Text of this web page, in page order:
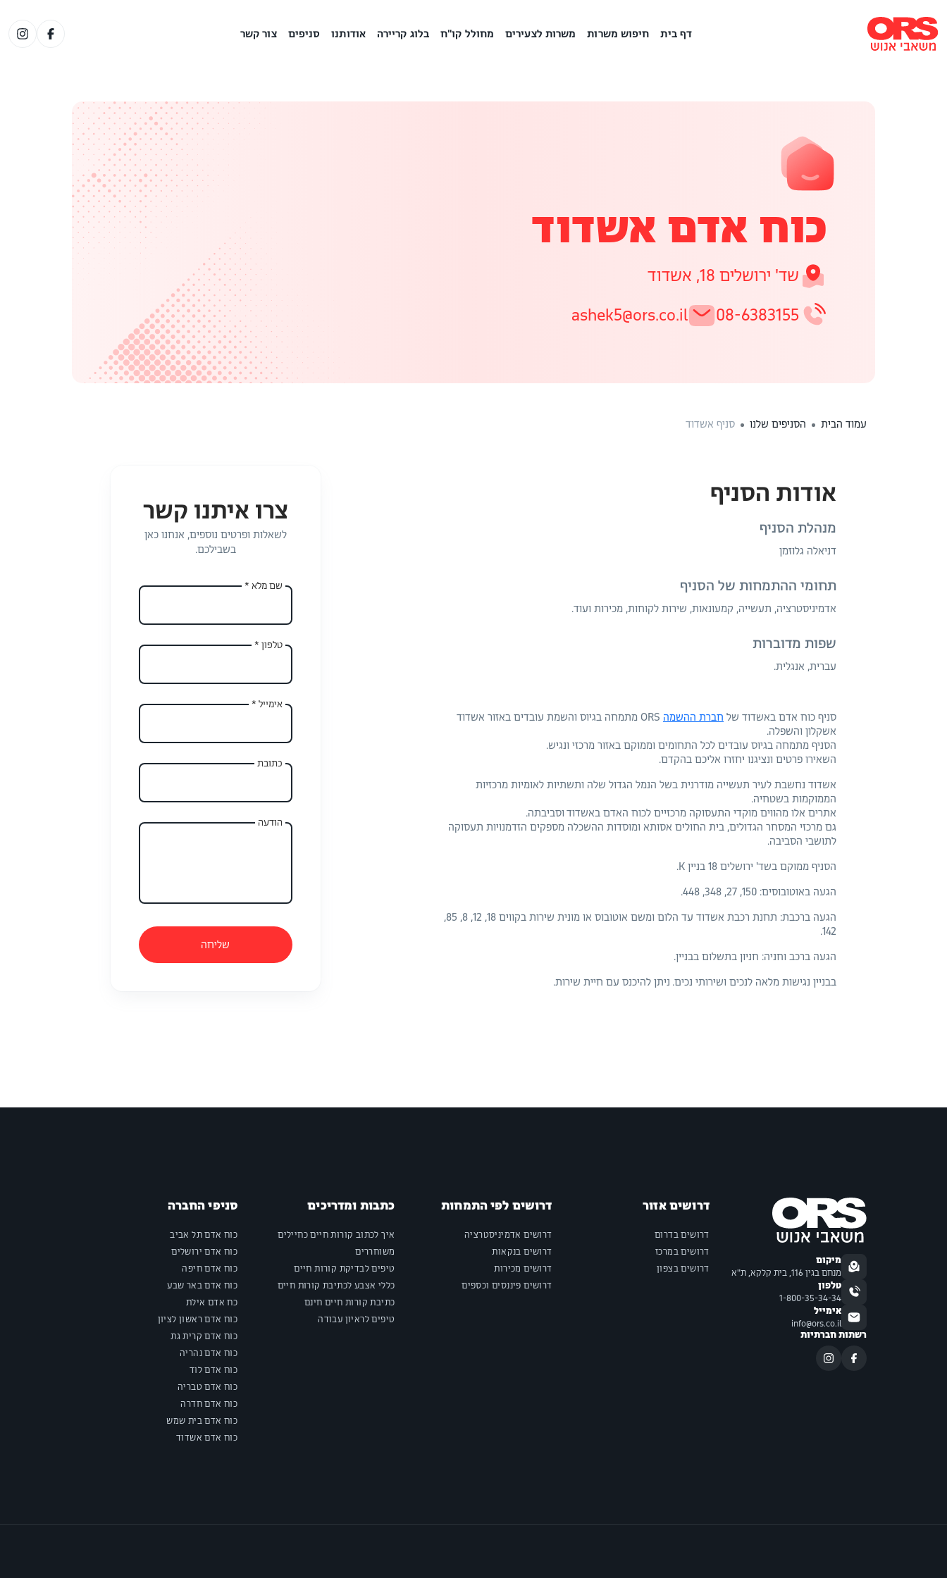
דף בית חיפוש משרות משרות לצעירים מחולל קו"ח בלוג קריירה אודותנו סניפים צור קשר
כוח אדם אשדוד
שד' ירושלים 18, אשדוד
08-6383155
ashek5@ors.co.il
עמוד הבית הסניפים שלנו סניף אשדוד
אודות הסניף
מנהלת הסניף
דניאלה גלוזמן
תחומי ההתמחות של הסניף
אדמיניסטרציה, תעשייה, קמעונאות, שירות לקוחות, מכירות ועוד.
שפות מדוברות
עברית, אנגלית.
סניף כוח אדם באשדוד של חברת ההשמה
ORS מתמחה בגיוס והשמת עובדים באזור אשדוד
אשקלון והשפלה.
הסניף מתמחה בגיוס עובדים לכל התחומים וממוקם באזור מרכזי ונגיש.
השאירו פרטים ונציגנו יחזרו אליכם בהקדם.
אשדוד נחשבת לעיר תעשייה מודרנית בשל הנמל הגדול שלה ותשתיות לאומיות מרכזיות
הממוקמות בשטחיה.
אתרים אלו מהווים מוקדי התעסוקה מרכזיים לכוח האדם באשדוד וסביבתה.
גם מרכזי המסחר הגדולים, בית החולים אסותא ומוסדות ההשכלה מספקים הזדמנויות תעסוקה
לתושבי הסביבה.
הסניף ממוקם בשד' ירושלים 18 בניין K.
הגעה באוטובוסים: 150, 27, 348, 448.
הגעה ברכבת: תחנת רכבת אשדוד עד הלום ומשם אוטובוס או מונית שירות בקווים 18, 12, 8, 85,
142.
הגעה ברכב וחניה: חניון בתשלום בבניין.
בבניין נגישות מלאה לנכים ושירותי נכים. ניתן להיכנס עם חיית שירות.
צרו איתנו קשר
לשאלות ופרטים נוספים, אנחנו כאן
בשבילכם.
שם מלא *
טלפון *
אימייל *
כתובת
הודעה
שליחה
מיקום
מנחם בגין 116, בית קלקא, ת"א
טלפון
1-800-35-34-34
אימייל
info@ors.co.il
רשתות חברתיות
דרושים אזור
דרושים בדרום
דרושים במרכז
דרושים בצפון
דרושים לפי התמחות
דרושים אדמיניסטרציה
דרושים בנקאות
דרושים מכירות
דרושים פיננסים וכספים
כתבות ומדריכים
איך לכתוב קורות חיים כחיילים
משוחררים
טיפים לבדיקת קורות חיים
כללי אצבע לכתיבת קורות חיים
כתיבת קורות חיים חינם
טיפים לראיון עבודה
סניפי החברה
כוח אדם תל אביב
כוח אדם ירושלים
כוח אדם חיפה
כוח אדם באר שבע
כח אדם אילת
כוח אדם ראשון לציון
כוח אדם קרית גת
כוח אדם נהריה
כוח אדם לוד
כוח אדם טבריה
כוח אדם חדרה
כוח אדם בית שמש
כוח אדם אשדוד